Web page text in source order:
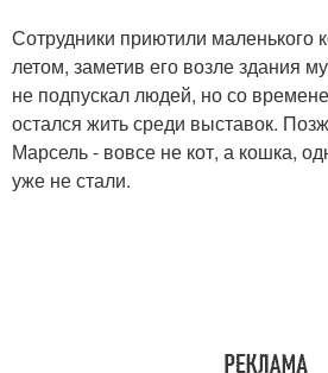
Сотрудники приютили маленького
летом, заметив его возле здания
не подпускал людей, но со
остался жить среди выставок.
Марсель - вовсе не кот, а кошка,
уже не стали.